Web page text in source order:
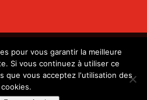
Morbihan. Mentions
Légales
parl'Agence web du Morbihan :
pour vous garantir la meilleure
Si vous continuez à utiliser ce
que vous acceptez l'utilisation des
cookies.